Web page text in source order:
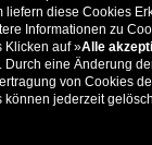
liefern diese Cookies
Informationen zu
Klicken auf »Alle
eine Änderung
von Cookies
jederzeit